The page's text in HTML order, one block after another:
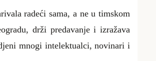
radeći sama, a ne u timskom
drži predavanje i izražava
mnogi intelektualci, novinari i